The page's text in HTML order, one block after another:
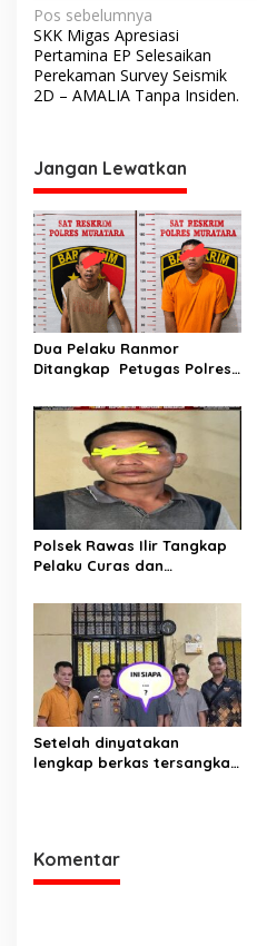
N
a
v
i
a
s
i
p
o
s
Pos sebelumnya
SKK Migas Apresiasi
Pertamina EP Selesaikan
Perekaman Survey Seismik
2D – AMALIA Tanpa Insiden.
Jangan Lewatkan
Dua Pelaku Ranmor
Ditangkap Petugas Polres
Polsek Rawas Ilir Tangkap
Pelaku Curas dan
Setelah dinyatakan
lengkap berkas tersangka
Komentar